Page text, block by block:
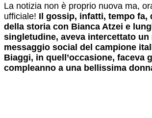
La notizia non è proprio nuova ma,
ufficiale! Il gossip, infatti, tempo fa,
della storia con Bianca Atzei e
singletudine, aveva intercettato
messaggio social del campione
Biaggi, in quell’occasione, faceva
compleanno a una bellissima